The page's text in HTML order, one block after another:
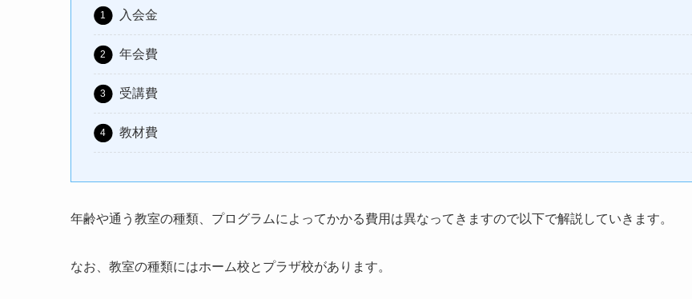
入会金
年会費
受講費
教材費
年齢や通う教室の種類、プログラムによってかかる費用は異なってきますので以下で解説していきます。
なお、教室の種類にはホーム校とプラザ校があります。